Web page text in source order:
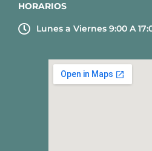
HORARIOS
Lunes a Viernes 9:00 A